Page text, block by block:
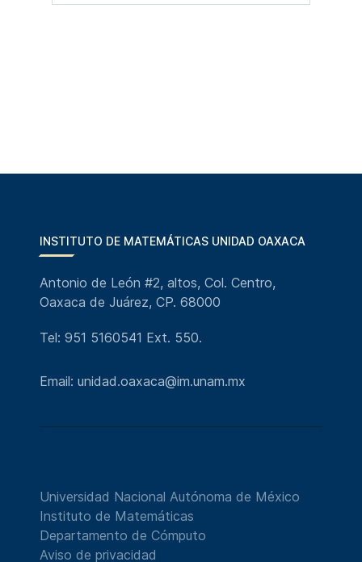
INSTITUTO DE MATEMÁTICAS UNIDAD OAXACA
Antonio de León #2, altos, Col. Centro,
Oaxaca de Juárez, CP. 68000
Tel: 951 5160541 Ext. 550.
Email: unidad.oaxaca@im.unam.mx
Universidad Nacional Autónoma de México
Instituto de Matemáticas
Departamento de Cómputo
Aviso de privacidad